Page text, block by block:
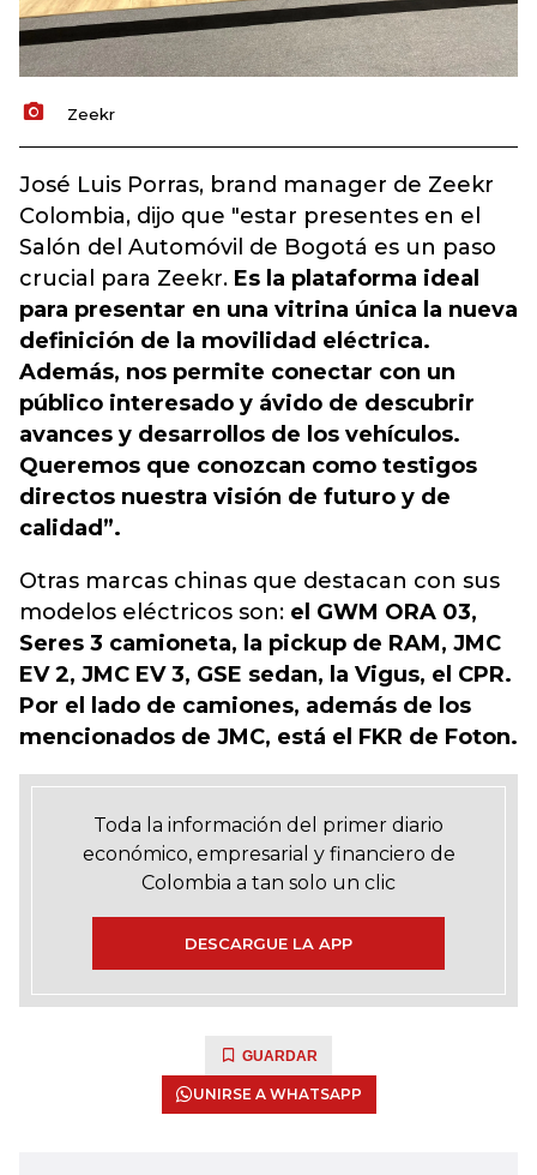
Zeekr
José Luis Porras, brand manager de Zeekr
Colombia, dijo que "estar presentes en el
Salón del Automóvil de Bogotá es un paso
crucial para Zeekr. Es la plataforma ideal
para presentar en una vitrina única la nueva
definición de la movilidad eléctrica.
Además, nos permite conectar con un
público interesado y ávido de descubrir
avances y desarrollos de los vehículos.
Queremos que conozcan como testigos
directos nuestra visión de futuro y de
calidad”.
Otras marcas chinas que destacan con sus
modelos eléctricos son: el GWM ORA 03,
Seres 3 camioneta, la pickup de RAM, JMC
EV 2, JMC EV 3, GSE sedan, la Vigus, el CPR.
Por el lado de camiones, además de los
mencionados de JMC, está el FKR de Foton.
Toda la información del primer diario
económico, empresarial y financiero de
Colombia a tan solo un clic
DESCARGUE LA APP
GUARDAR
UNIRSE A WHATSAPP